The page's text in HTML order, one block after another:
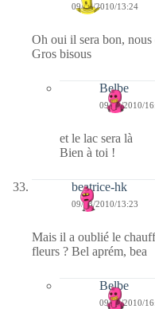
09/03/2010/13:24
Oh oui il sera bon, nous
Gros bisous
Belbe
09/03/2010/
et le lac sera là
Bien à toi !
beatrice-hk
09/03/2010/13:23
Mais il a oublié le
fleurs ? Bel aprém, bea
Belbe
09/03/2010/